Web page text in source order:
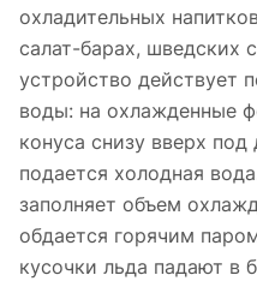
охладительных
салат-барах, шведских
устройство действует
воды: на охлажденные
конуса снизу вверх
подается холодная
заполняет объем
обдается горячим
кусочки льда падают в